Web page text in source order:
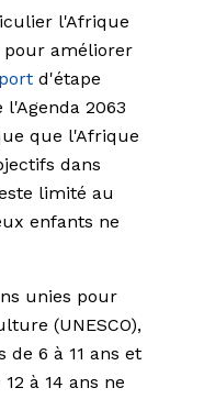
l'Afrique
améliorer
d'étape
2063
que l'Afrique
dans
limité au
enfants ne
unies pour
(UNESCO),
de 6 à 11 ans et
à 14 ans ne